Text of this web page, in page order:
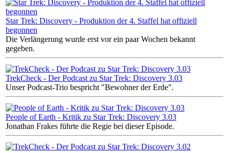
Star Trek: Discovery - Produktion der 4. Staffel hat offiziell
begonnen
Die Verlängerung wurde erst vor ein paar Wochen bekannt
gegeben.
TrekCheck - Der Podcast zu Star Trek: Discovery 3.03
Unser Podcast-Trio bespricht "Bewohner der Erde".
People of Earth - Kritik zu Star Trek: Discovery 3.03
Jonathan Frakes führte die Regie bei dieser Episode.